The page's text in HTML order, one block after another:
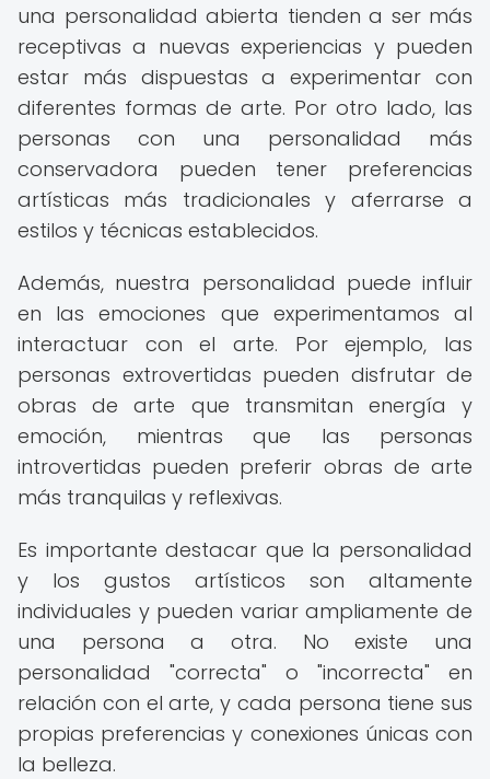
una personalidad abierta tienden a ser más
receptivas a nuevas experiencias y pueden
estar más dispuestas a experimentar con
diferentes formas de arte. Por otro lado, las
personas con una personalidad más
conservadora pueden tener preferencias
artísticas más tradicionales y aferrarse a
estilos y técnicas establecidos.
Además, nuestra personalidad puede influir
en las emociones que experimentamos al
interactuar con el arte. Por ejemplo, las
personas extrovertidas pueden disfrutar de
obras de arte que transmitan energía y
emoción, mientras que las personas
introvertidas pueden preferir obras de arte
más tranquilas y reflexivas.
Es importante destacar que la personalidad
y los gustos artísticos son altamente
individuales y pueden variar ampliamente de
una persona a otra. No existe una
personalidad "correcta" o "incorrecta" en
relación con el arte, y cada persona tiene sus
propias preferencias y conexiones únicas con
la belleza.